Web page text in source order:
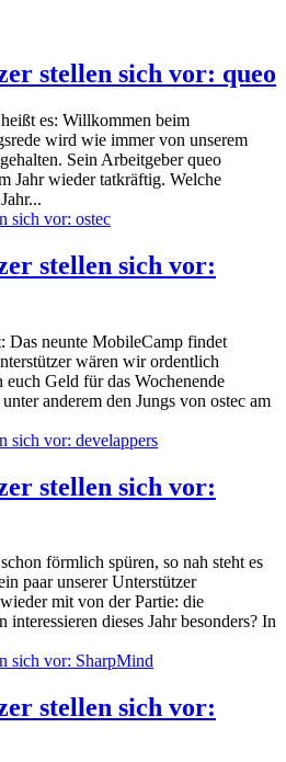
stellen sich vor: queo
es: Willkommen beim
wird wie immer von unserem
Sein Arbeitgeber queo
Jahr wieder tatkräftig. Welche
stellen sich vor:
Das neunte MobileCamp findet
wären wir ordentlich
euch Geld für das Wochenende
anderem den Jungs von ostec am
stellen sich vor:
förmlich spüren, so nah steht es
paar unserer Unterstützer
mit von der Partie: die
interessieren dieses Jahr besonders? In
stellen sich vor: